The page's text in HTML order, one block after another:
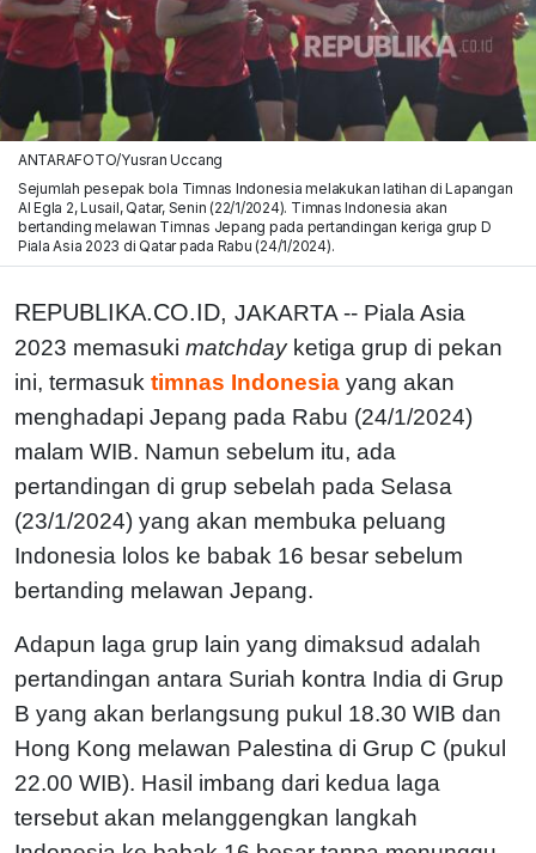
ANTARAFOTO/Yusran Uccang
Sejumlah pesepak bola Timnas Indonesia melakukan latihan di Lapangan
Al Egla 2, Lusail, Qatar, Senin (22/1/2024). Timnas Indonesia akan
bertanding melawan Timnas Jepang pada pertandingan keriga grup D
Piala Asia 2023 di Qatar pada Rabu (24/1/2024).
REPUBLIKA.CO.ID, JAKARTA -- Piala Asia
2023 memasuki matchdayketiga grup di pekan
ini, termasuk timnas Indonesia yang akan
menghadapi Jepang pada Rabu (24/1/2024)
malam WIB. Namun sebelum itu, ada
pertandingan di grup sebelah pada Selasa
(23/1/2024) yang akan membuka peluang
Indonesia lolos ke babak 16 besar sebelum
bertanding melawan Jepang.
Adapun laga grup lain yang dimaksud adalah
pertandingan antara Suriah kontra India di Grup
B yang akan berlangsung pukul 18.30 WIB dan
Hong Kong melawan Palestina di Grup C (pukul
22.00 WIB). Hasil imbang dari kedua laga
tersebut akan melanggengkan langkah